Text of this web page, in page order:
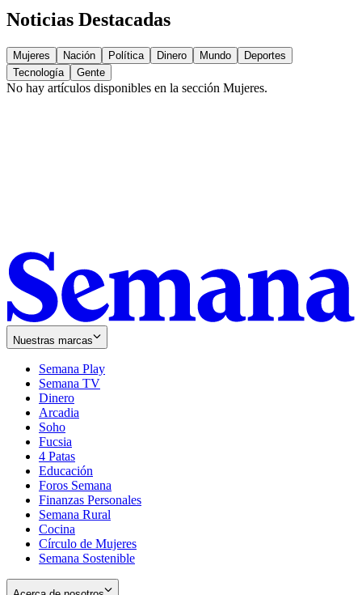
Noticias Destacadas
Mujeres Nación Política Dinero Mundo
Deportes
Tecnología
Gente
No hay artículos disponibles en la sección Mujeres.
Nuestras marcas
Semana Play
Semana TV
Dinero
Arcadia
Soho
in
new
window
Fucsia
in
new
window
4 Patas
Educación
Foros Semana
Finanzas Personales
Semana Rural
Cocina
Círculo de Mujeres
Semana Sostenible